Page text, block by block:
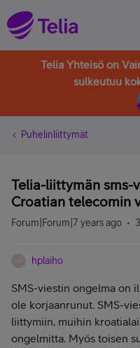
Telia Yhteisö on
sulkeutuu
Puhelinliittymät
Telia-liittymän sms-
Croatian telecomin
Forum|Forum|7 years ago
hplaiho
SMS-viestin ongelma on
ole korjaanrunut. SMS-
liittymiin, muihin
ongelmitta. Myös toisen